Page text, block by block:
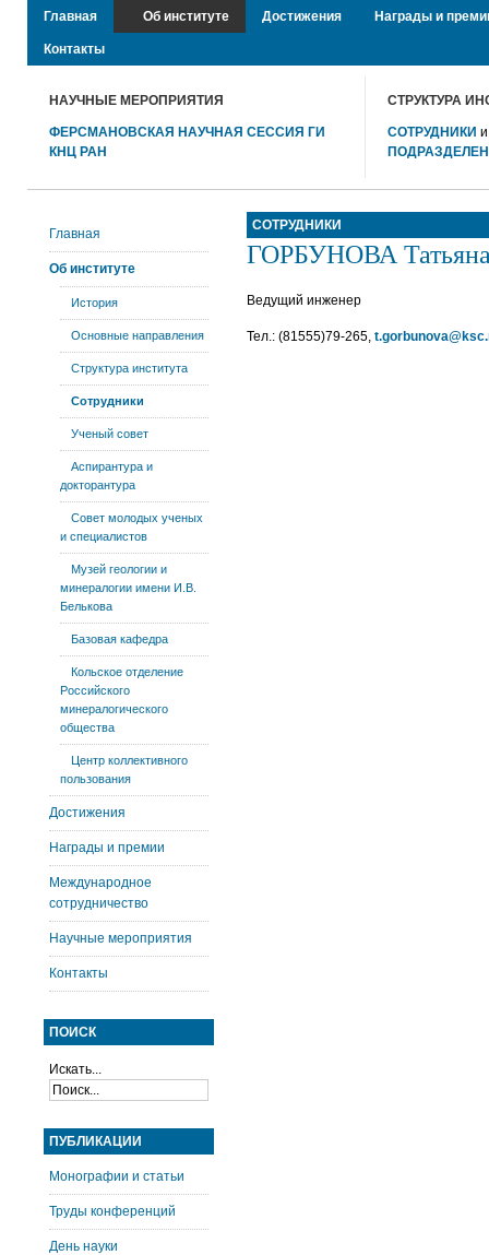
Главная Об институте Достижения Награды и
Контакты
НАУЧНЫЕ МЕРОПРИЯТИЯ
ФЕРСМАНОВСКАЯ НАУЧНАЯ СЕССИЯ ГИ
КНЦ РАН
СТРУКТУРА
СОТРУДНИКИ
СОТРУДНИКИ
ГОРБУНОВА
Ведущий инженер
Тел.: (81555)79-265,
Главная
Об институте
История
Основные направления
Структура института
Сотрудники
Ученый совет
Аспирантура и
докторантура
Совет молодых ученых
и специалистов
Музей геологии и
минералогии имени И.В.
Белькова
Базовая кафедра
Кольское отделение
Российского
минералогического
общества
Центр коллективного
пользования
Достижения
Награды и премии
Международное
сотрудничество
Научные мероприятия
Контакты
ПОИСК
Искать...
ПУБЛИКАЦИИ
Монографии и статьи
Труды конференций
День науки